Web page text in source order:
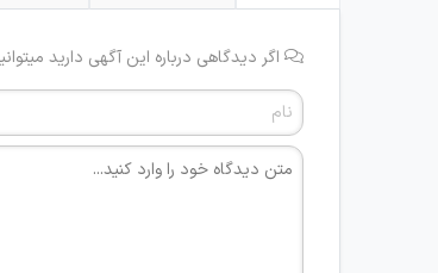
اگر دیدگاهی درباره این آگهی دارید